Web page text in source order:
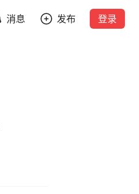
消息 发布 登录